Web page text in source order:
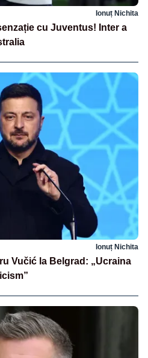
Ionuț Nichita
cu Juventus! Inter a
Ionuț Nichita
Vučić la Belgrad: „Ucraina